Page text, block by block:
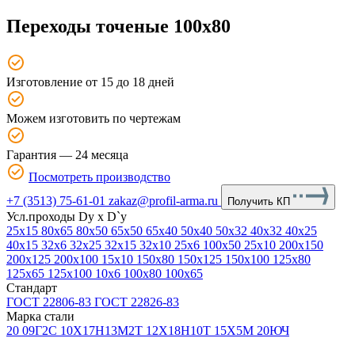
Переходы точеные 100x80
Изготовление от 15 до 18 дней
Можем изготовить по чертежам
Гарантия — 24 месяца
Посмотреть производство
+7 (3513) 75-61-01 zakaz@profil-arma.ru Получить КП
Усл.проходы Dy х D`y
25x15 80x65 80x50 65x50 65x40 50x40 50x32 40x32 40x25
40x15 32x6 32x25 32x15 32x10 25x6 100x50 25x10 200x150
200x125 200x100 15x10 150x80 150x125 150x100 125x80
125x65 125x100 10x6 100x80 100x65
Стандарт
ГОСТ 22806-83 ГОСТ 22826-83
Марка стали
20 09Г2С 10Х17Н13М2Т 12Х18Н10Т 15Х5М 20ЮЧ